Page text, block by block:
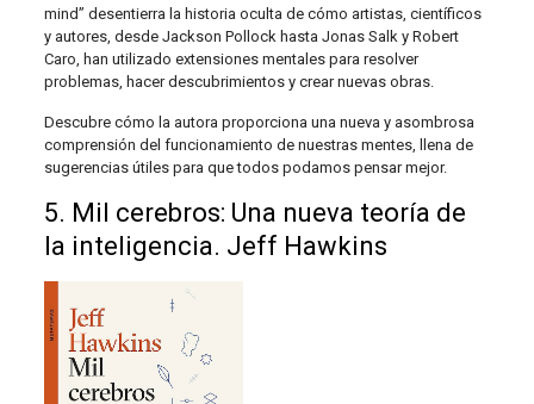
mind” desentierra la historia oculta de cómo artistas, científicos
y autores, desde Jackson Pollock hasta Jonas Salk y Robert
Caro, han utilizado extensiones mentales para resolver
problemas, hacer descubrimientos y crear nuevas obras.
Descubre cómo la autora proporciona una nueva y asombrosa
comprensión del funcionamiento de nuestras mentes, llena de
sugerencias útiles para que todos podamos pensar mejor.
5. Mil cerebros: Una nueva teoría de
la inteligencia. Jeff Hawkins